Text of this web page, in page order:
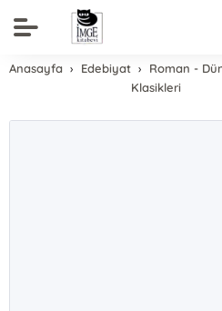
Anasayfa Edebiyat
Roman -
Klasikleri